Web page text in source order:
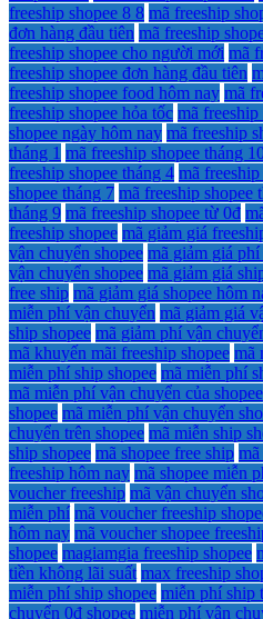
freeship shopee 8 8 mã freeship
đơn hàng đầu tiên mã freeship
freeship shopee cho người mới mã
freeship shopee đơn hàng đầu tiên
freeship shopee food hôm nay mã
freeship shopee hỏa tốc mã
shopee ngày hôm nay mã freeship
tháng 1 mã freeship shopee tháng
freeship shopee tháng 4 mã
shopee tháng 7 mã freeship shopee
tháng 9 mã freeship shopee từ 0đ
freeship shopee mã giảm giá
vận chuyển shopee mã giảm giá phí
vận chuyển shopee mã giảm giá
free ship mã giảm giá shopee hôm
miễn phí vận chuyển mã giảm giá
ship shopee mã giảm phí vận
mã khuyến mãi freeship shopee mã
miễn phí ship shopee mã miễn phí
mã miễn phí vận chuyển của shopee
shopee mã miễn phí vận chuyển
chuyển trên shopee mã miễn ship
ship shopee mã shopee free ship
freeship hôm nay mã shopee miễn
voucher freeship mã vận chuyển
miễn phí mã voucher freeship
hôm nay mã voucher shopee
shopee magiamgia freeship shopee
tiền không lãi suất max freeship
miễn phí ship shopee miễn phí ship
chuyển 0đ shopee miễn phí vận